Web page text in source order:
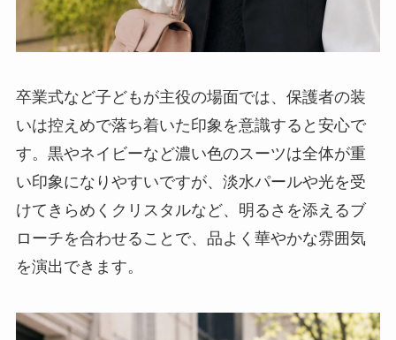
卒業式など子どもが主役の場面では、保護者の装
いは控えめで落ち着いた印象を意識すると安心で
す。黒やネイビーなど濃い色のスーツは全体が重
い印象になりやすいですが、淡水パールや光を受
けてきらめくクリスタルなど、明るさを添えるブ
ローチを合わせることで、品よく華やかな雰囲気
を演出できます。